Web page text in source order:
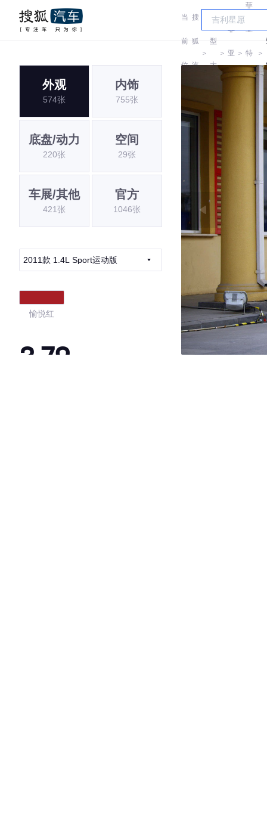
当
前
位
搜
狐
汽
＞
车
型
大
全
＞
菲
亚
特
＞
菲
亚
特
(进
＞
外观
574张
内饰
755张
底盘/动力
220张
空间
29张
车展/其他
421张
官方
1046张
2011款 1.4L Sport运动版
愉悦红
3.79